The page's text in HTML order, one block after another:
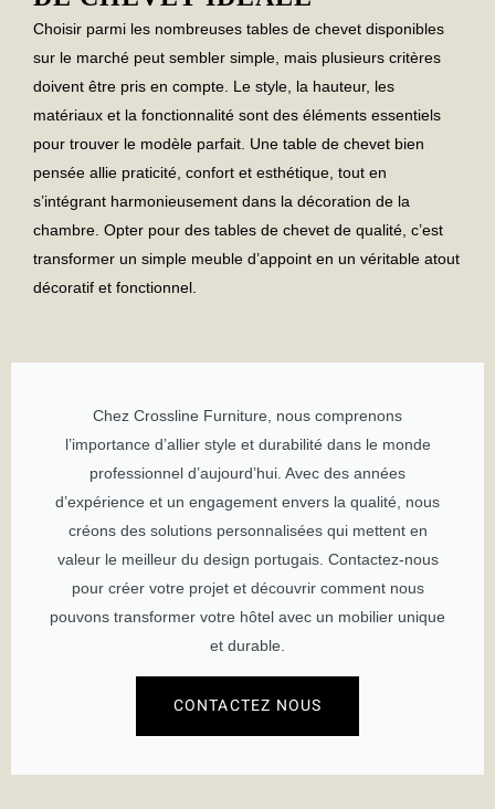
Choisir parmi les nombreuses tables de chevet disponibles
sur le marché peut sembler simple, mais plusieurs critères
doivent être pris en compte. Le style, la hauteur, les
matériaux et la fonctionnalité sont des éléments essentiels
pour trouver le modèle parfait. Une table de chevet bien
pensée allie praticité, confort et esthétique, tout en
s’intégrant harmonieusement dans la décoration de la
chambre. Opter pour des tables de chevet de qualité, c’est
transformer un simple meuble d’appoint en un véritable atout
décoratif et fonctionnel.
Chez Crossline Furniture, nous comprenons
l’importance d’allier style et durabilité dans le monde
professionnel d’aujourd’hui. Avec des années
d’expérience et un engagement envers la qualité, nous
créons des solutions personnalisées qui mettent en
valeur le meilleur du design portugais. Contactez-nous
pour créer votre projet et découvrir comment nous
pouvons transformer votre hôtel avec un mobilier unique
et durable.
CONTACTEZ NOUS